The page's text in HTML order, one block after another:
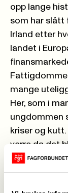
opp lange
som har slått
Irland etter
landet i
mange
Her, som i
ungdommen
kriser og
verre da det
betale for
skille mellom